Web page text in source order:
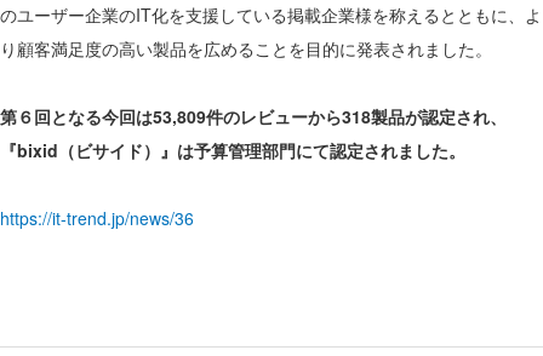
のユーザー企業のIT化を支援している掲載企業様を称えるとともに、よ
り顧客満足度の高い製品を広めることを目的に発表されました。
第６回となる今回は53,809件のレビューから318製品が認定され、
『bixid（ビサイド）』は予算管理部門にて認定されました。
https://it-trend.jp/news/36